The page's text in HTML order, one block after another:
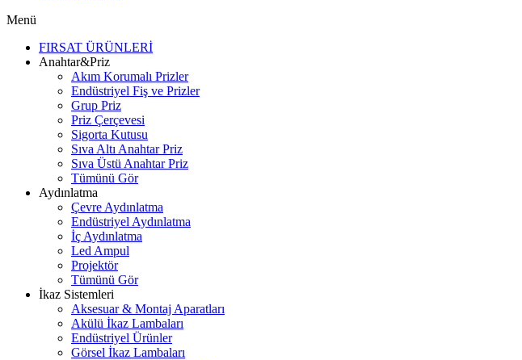
Menü
FIRSAT ÜRÜNLERİ
Anahtar&Priz
Akım Korumalı Prizler
Endüstriyel Fiş ve Prizler
Grup Priz
Priz Çerçevesi
Sigorta Kutusu
Sıva Altı Anahtar Priz
Sıva Üstü Anahtar Priz
Tümünü Gör
Aydınlatma
Çevre Aydınlatma
Endüstriyel Aydınlatma
İç Aydınlatma
Led Ampul
Projektör
Tümünü Gör
İkaz Sistemleri
Aksesuar & Montaj Aparatları
Akülü İkaz Lambaları
Endüstriyel Ürünler
Görsel İkaz Lambaları